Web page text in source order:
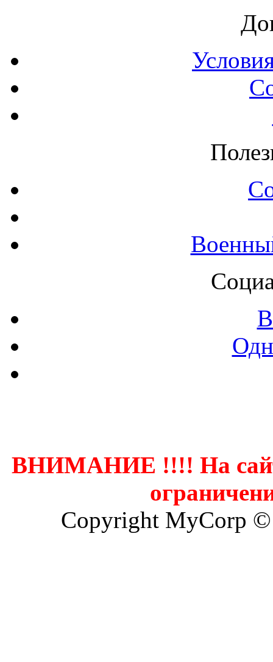
ВНИМАНИЕ !!!! На
Copyright MyCorp